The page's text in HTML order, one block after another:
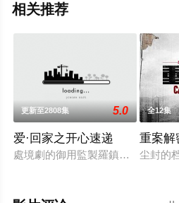
相关推荐
更新至2808集 5.0
爱·回家之开心速递
處境劇的御用監製羅鎮岳已經準備
全12集
重案解
尘封的